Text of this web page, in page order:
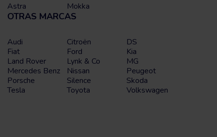
Astra Mokka
OTRAS MARCAS
Audi Citroën
DS
Fiat
Ford
Kia
Land Rover
Lynk & Co
MG
Mercedes Benz
Nissan
Peugeot
Porsche
Silence
Skoda
Tesla
Toyota Volkswagen